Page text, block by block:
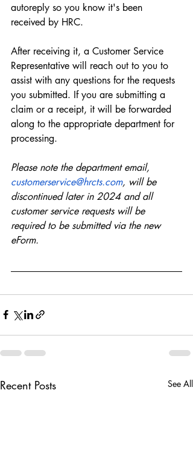
autoreply so you know it's been
received by HRC.
After receiving it, a Customer Service
Representative will reach out to you to
assist with any questions for the requests
you submitted. If you are submitting a
claim or a receipt, it will be forwarded
along to the appropriate department for
processing.
Please note the department email,
customerservice@hrcts.com, will be
discontinued later in 2024 and all
customer service requests will be
required to be submitted via the new
eForm.
Recent Posts See All